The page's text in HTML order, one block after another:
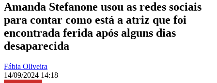
Amanda Stefanone usou as redes sociais
para contar como está a atriz que foi
encontrada ferida após alguns dias
desaparecida
Fábia Oliveira
14/09/2024 14:18